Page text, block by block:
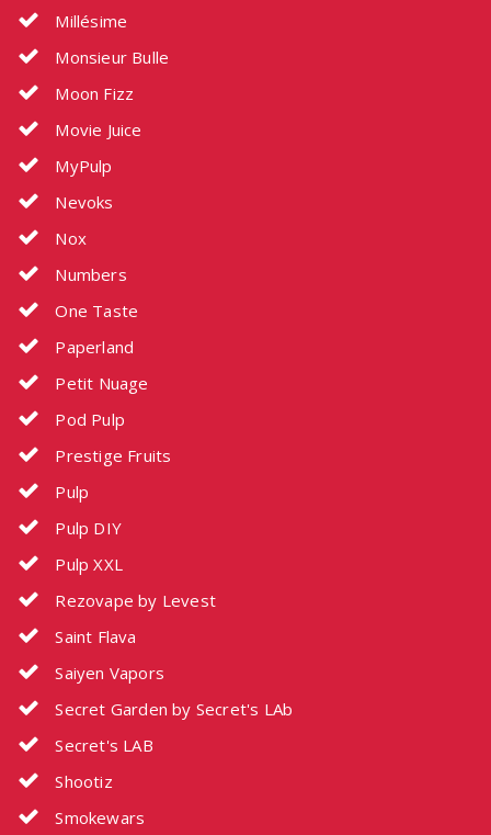
Millésime
Monsieur Bulle
Moon Fizz
Movie Juice
MyPulp
Nevoks
Nox
Numbers
One Taste
Paperland
Petit Nuage
Pod Pulp
Prestige Fruits
Pulp
Pulp DIY
Pulp XXL
Rezovape by Levest
Saint Flava
Saiyen Vapors
Secret Garden by Secret's LAb
Secret's LAB
Shootiz
Smokewars